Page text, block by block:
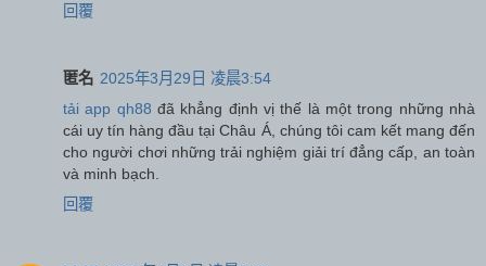
回覆
匿名 2025年3月29日 凌晨3:54
tải app qh88 đã khẳng định vị thế là một trong những nhà
cái uy tín hàng đầu tại Châu Á, chúng tôi cam kết mang đến
cho người chơi những trải nghiệm giải trí đẳng cấp, an toàn
và minh bạch.
回覆